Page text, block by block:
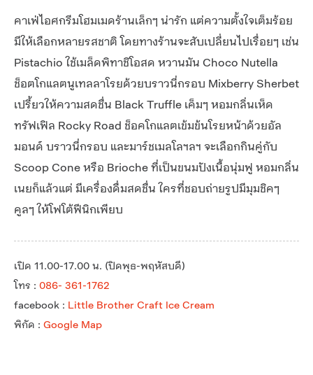
คาเฟ่ไอศกรีมโฮมเมดร้านเล็กๆ น่ารัก แต่ความตั้งใจเต็มร้อย
มีให้เลือกหลายรสชาติ โดยทางร้านจะสับเปลี่ยนไปเรื่อยๆ เช่น
Pistachio ใช้เมล็ดพิทาชิโอสด หวานมัน Choco Nutella
ช็อตโกแลตนูเทลลาโรยด้วยบราวนี่กรอบ Mixberry Sherbet
เปรี้ยวให้ความสดชื่น Black Truffle เค็มๆ หอมกลิ่นเห็ด
ทรัฟเฟิล Rocky Road ช็อคโกแลตเข้มข้นโรยหน้าด้วยอัล
มอนด์ บราวนี่กรอบ และมาร์ชเมลโลฯลฯ จะเลือกกินคู่กับ
Scoop Cone หรือ Brioche ที่เป็นขนมปังเนื้อนุ่มฟู หอมกลิ่น
เนยก็แล้วแต่ มีเครื่องดื่มสดชื่น ใครที่ชอบถ่ายรูปมีมุมชิคๆ
คูลๆ ให้โฟโต้ฟีนิกเพียบ
เปิด 11.00-17.00 น. (ปิดพุธ-พฤหัสบดี)
โทร : 086- 361-1762
facebook : Little Brother Craft Ice Cream
พิกัด : Google Map